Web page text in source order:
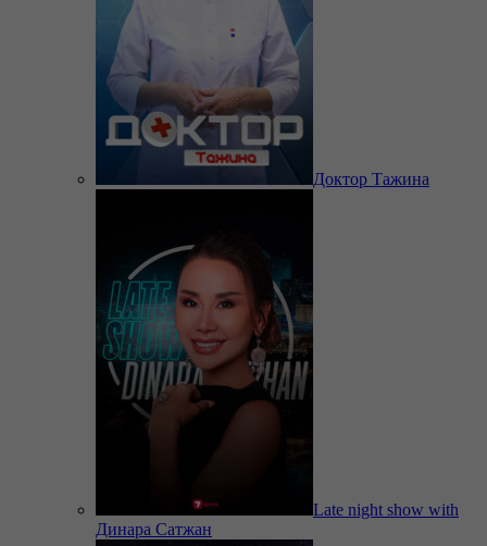
Доктор Тажина
Late night show with
Динара Сатжан